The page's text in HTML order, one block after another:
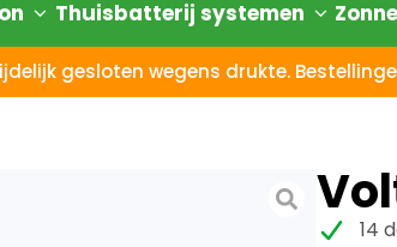
Thuisbatterij systemen
gesloten wegens drukte.
14